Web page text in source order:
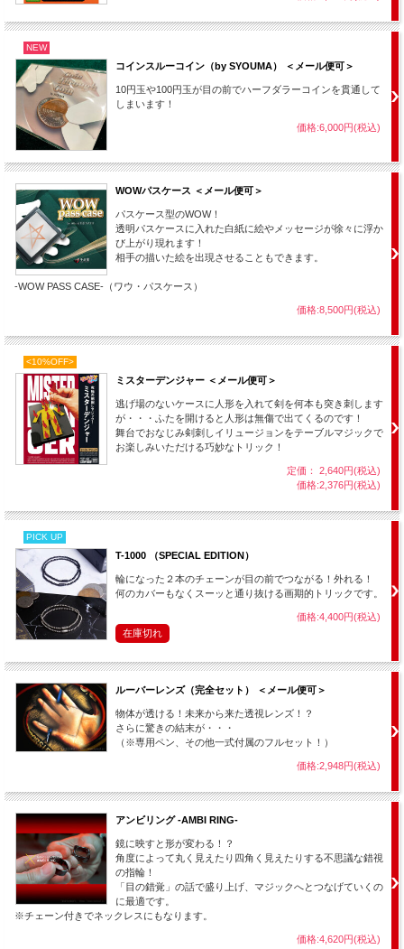
NEW
コインスルーコイン（by SYOUMA） ＜メール便可＞
10円玉や100円玉が目の前でハーフダラーコインを貫通して
しまいます！
価格:6,000円(税込)
WOWパスケース ＜メール便可＞
パスケース型のWOW！
透明パスケースに入れた白紙に絵やメッセージが徐々に浮か
び上がり現れます！
相手の描いた絵を出現させることもできます。
-WOW PASS CASE-（ワウ・パスケース）
価格:8,500円(税込)
<10%OFF>
ミスターデンジャー ＜メール便可＞
逃げ場のないケースに人形を入れて剣を何本も突き刺します
が・・・ふたを開けると人形は無傷で出てくるのです！
舞台でおなじみ剣刺しイリュージョンをテーブルマジックで
お楽しみいただける巧妙なトリック！
定価： 2,640円(税込)
価格:2,376円(税込)
PICK UP
T-1000 （SPECIAL EDITION）
輪になった２本のチェーンが目の前でつながる！外れる！
何のカバーもなくスーッと通り抜ける画期的トリックです。
価格:4,400円(税込)
在庫切れ
ルーバーレンズ（完全セット） ＜メール便可＞
物体が透ける！未来から来た透視レンズ！？
さらに驚きの結末が・・・
（※専用ペン、その他一式付属のフルセット！）
価格:2,948円(税込)
アンビリング -AMBI RING-
鏡に映すと形が変わる！？
角度によって丸く見えたり四角く見えたりする不思議な錯視
の指輪！
「目の錯覚」の話で盛り上げ、マジックへとつなげていくの
に最適です。
※チェーン付きでネックレスにもなります。
価格:4,620円(税込)